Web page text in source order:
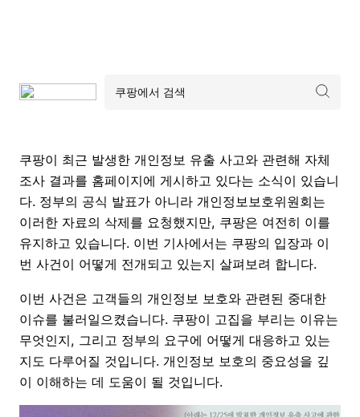
쿠팡이 최근 발생한 개인정보 유출 사고와 관련해 자체
조사 결과를 홈페이지에 게시하고 있다는 소식이 있습니
다. 정부의 공식 발표가 아니라 개인정보보호위원회는
이러한 자료의 삭제를 요청했지만, 쿠팡은 여전히 이를
유지하고 있습니다. 이번 기사에서는 쿠팡의 입장과 이
번 사건이 어떻게 전개되고 있는지 살펴보려 합니다.
이번 사건은 고객들의 개인정보 보호와 관련된 중대한
이슈를 불러일으켰습니다. 쿠팡이 고집을 부리는 이유는
무엇인지, 그리고 정부의 요구에 어떻게 대응하고 있는
지도 다루어질 것입니다. 개인정보 보호의 중요성을 깊
이 이해하는 데 도움이 될 것입니다.